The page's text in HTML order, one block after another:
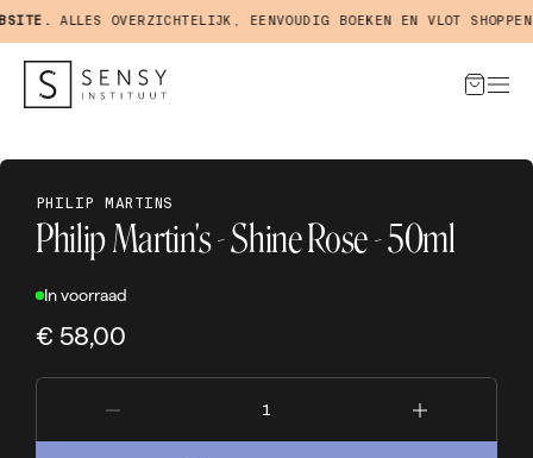
ALLES OVERZICHTELIJK, EENVOUDIG BOEKEN EN VLOT SHOPPEN
PHILIP MARTINS
Philip Martin's - Shine Rose - 50ml
In voorraad
€ 58,00